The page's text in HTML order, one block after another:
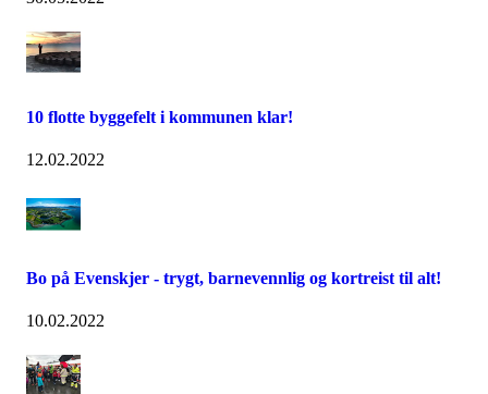
10 flotte byggefelt i kommunen klar!
12.02.2022
Bo på Evenskjer - trygt, barnevennlig og kortreist til alt!
10.02.2022